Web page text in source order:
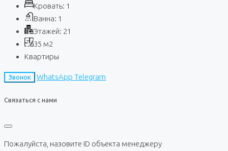
Кровать: 1
Ванна: 1
Этажей: 21
35 м2
Квартиры
Звонок WhatsApp Telegram
Связаться с нами
Пожалуйста, назовите ID объекта менеджеру